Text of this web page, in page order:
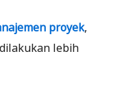
proyek,
lebih